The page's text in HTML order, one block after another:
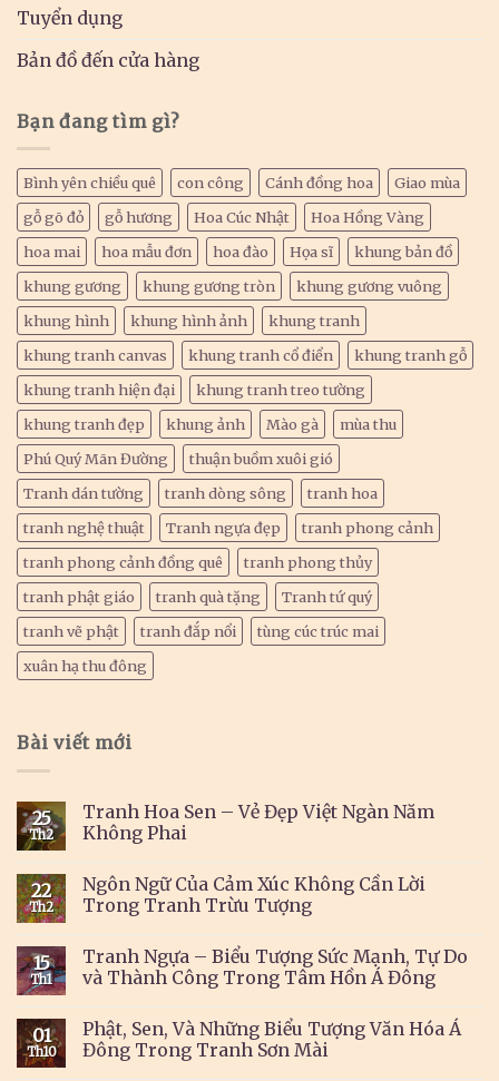
Tuyển dụng
Bản đồ đến cửa hàng
Bạn đang tìm gì?
Bình yên chiều quê con công Cánh đồng hoa
Giao mùa
gỗ gõ đỏ
gỗ hương Hoa Cúc Nhật
Hoa Hồng Vàng
hoa mai
hoa mẫu đơn hoa đào Họa sĩ
khung bản đồ
khung gương
khung gương tròn
khung gương vuông
khung hình
khung hình ảnh
khung tranh
khung tranh canvas
khung tranh cổ điển
khung tranh gỗ
khung tranh hiện đại
khung tranh treo tường
khung tranh đẹp
khung ảnh Mào gà
mùa thu
Phú Quý Mãn Đường
thuận buồm xuôi gió
Tranh dán tường
tranh dòng sông
tranh hoa
tranh nghệ thuật
Tranh ngựa đẹp
tranh phong cảnh
tranh phong cảnh đồng quê
tranh phong thủy
tranh phật giáo
tranh quà tặng
Tranh tứ quý
tranh vẽ phật
tranh đắp nổi
tùng cúc trúc mai
xuân hạ thu đông
Bài viết mới
25
Th2
Tranh Hoa Sen – Vẻ Đẹp Việt Ngàn Năm
Không Phai
22
Th2
Ngôn Ngữ Của Cảm Xúc Không Cần Lời
Trong Tranh Trừu Tượng
15
Th1
Tranh Ngựa – Biểu Tượng Sức Mạnh, Tự Do
và Thành Công Trong Tâm Hồn Á Đông
01
Th10
Phật, Sen, Và Những Biểu Tượng Văn Hóa Á
Đông Trong Tranh Sơn Mài